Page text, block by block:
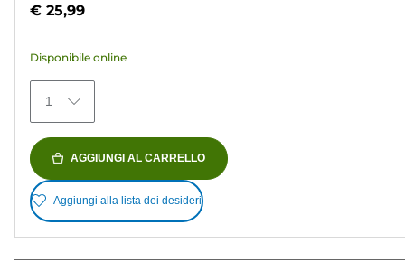
5
154
recensioni
€ 25,99
Disponibile online
1
AGGIUNGI AL CARRELLO
Aggiungi alla lista dei desideri